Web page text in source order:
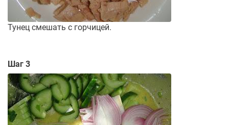
Тунец смешать с горчицей.
Шаг 3